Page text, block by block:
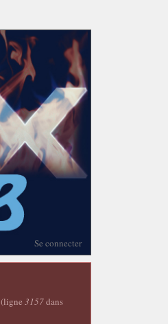
Se connecter
(ligne 3157dans